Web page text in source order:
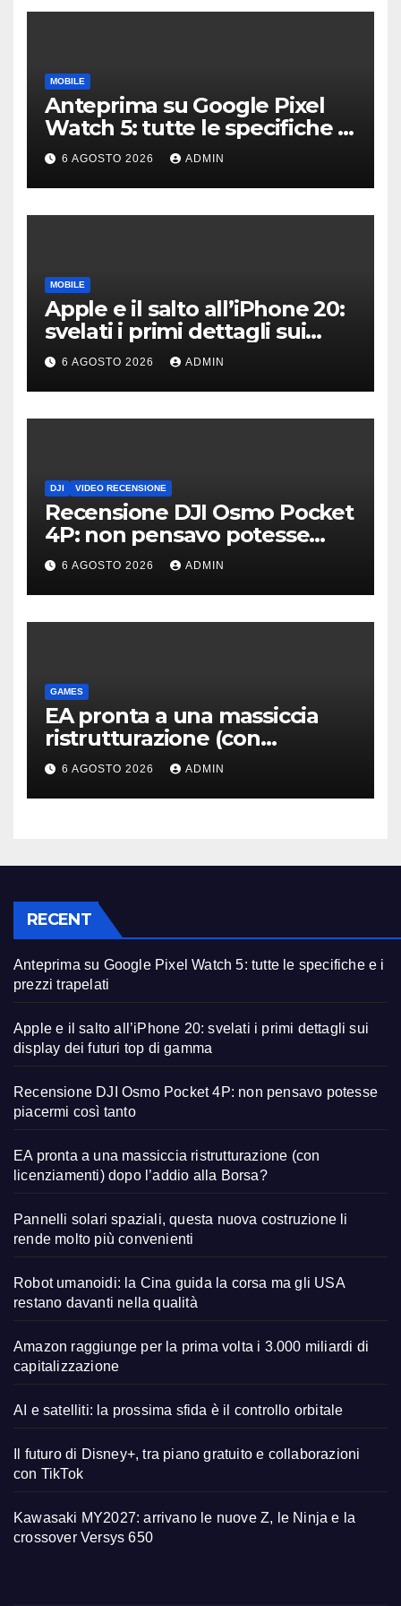
MOBILE
Anteprima su Google Pixel
Watch 5: tutte le specifiche e
i prezzi trapelati
6 AGOSTO 2026 ADMIN
MOBILE
Apple e il salto all’iPhone 20:
svelati i primi dettagli sui
display dei futuri top di
gamma
6 AGOSTO 2026 ADMIN
DJI VIDEO RECENSIONE
Recensione DJI Osmo Pocket
4P: non pensavo potesse
piacermi così tanto
6 AGOSTO 2026 ADMIN
GAMES
EA pronta a una massiccia
ristrutturazione (con
licenziamenti) dopo l’addio
alla Borsa?
6 AGOSTO 2026 ADMIN
RECENT
Anteprima su Google Pixel Watch 5: tutte le specifiche e i
prezzi trapelati
Apple e il salto all’iPhone 20: svelati i primi dettagli sui
display dei futuri top di gamma
Recensione DJI Osmo Pocket 4P: non pensavo potesse
piacermi così tanto
EA pronta a una massiccia ristrutturazione (con
licenziamenti) dopo l’addio alla Borsa?
Pannelli solari spaziali, questa nuova costruzione li
rende molto più convenienti
Robot umanoidi: la Cina guida la corsa ma gli USA
restano davanti nella qualità
Amazon raggiunge per la prima volta i 3.000 miliardi di
capitalizzazione
AI e satelliti: la prossima sfida è il controllo orbitale
Il futuro di Disney+, tra piano gratuito e collaborazioni
con TikTok
Kawasaki MY2027: arrivano le nuove Z, le Ninja e la
crossover Versys 650